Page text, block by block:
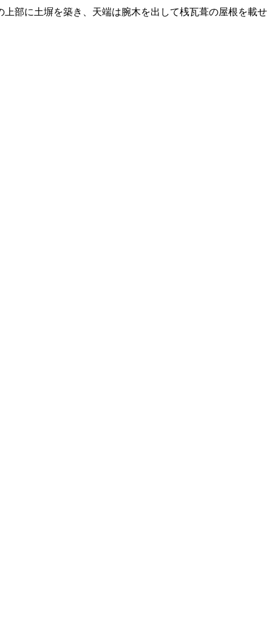
部に土塀を築き、天端は腕木を出して桟瓦葺の屋根を載せ